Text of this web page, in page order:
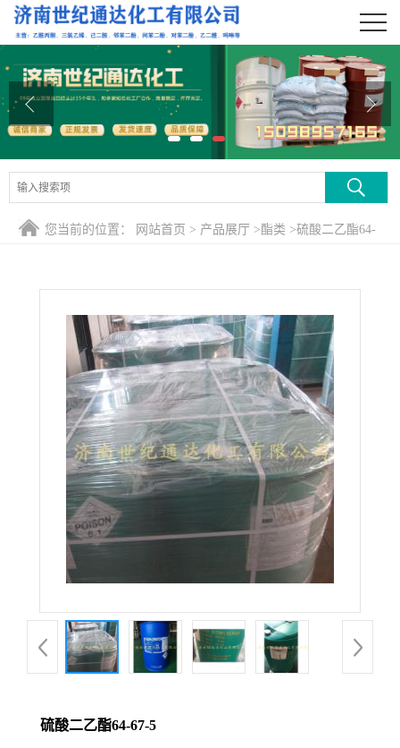
公司首页
公司介绍
产品展厅
证书荣誉
您当前的位置： 网站首页 > 产品展厅 >酯类 >硫酸二乙酯64-
硫酸二乙酯64-67-5